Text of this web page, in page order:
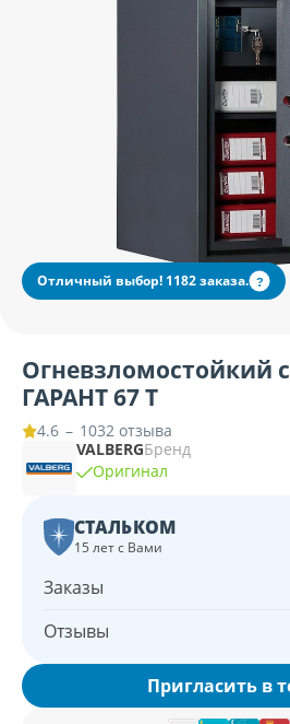
Отличный выбор! 1182 заказа. ?
Огневзломостойкий
ГАРАНТ 67 T
4.6 – 1032 отзыва
VALBERGБренд
Оригинал
СТАЛЬКОМ
15 лет с Вами
Заказы
Отзывы
Пригласить в